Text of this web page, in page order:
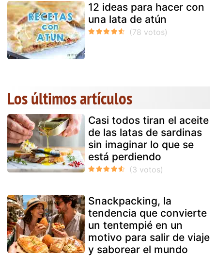
12 ideas para hacer con
una lata de atún
Los últimos artículos
Casi todos tiran el aceite
de las latas de sardinas
sin imaginar lo que se
está perdiendo
Snackpacking, la
tendencia que convierte
un tentempié en un
motivo para salir de viaje
y saborear el mundo